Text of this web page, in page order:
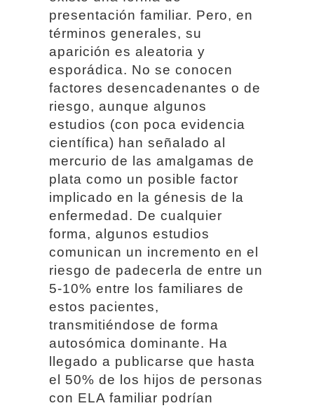
presentación familiar. Pero, en
términos generales, su
aparición es aleatoria y
esporádica. No se conocen
factores desencadenantes o de
riesgo, aunque algunos
estudios (con poca evidencia
científica) han señalado al
mercurio de las amalgamas de
plata como un posible factor
implicado en la génesis de la
enfermedad. De cualquier
forma, algunos estudios
comunican un incremento en el
riesgo de padecerla de entre un
5-10% entre los familiares de
estos pacientes,
transmitiéndose de forma
autosómica dominante. Ha
llegado a publicarse que hasta
el 50% de los hijos de personas
con ELA familiar podrían